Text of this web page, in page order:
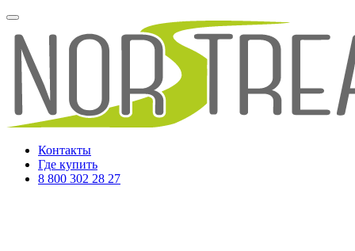
Контакты
Где купить
8 800 302 28 27